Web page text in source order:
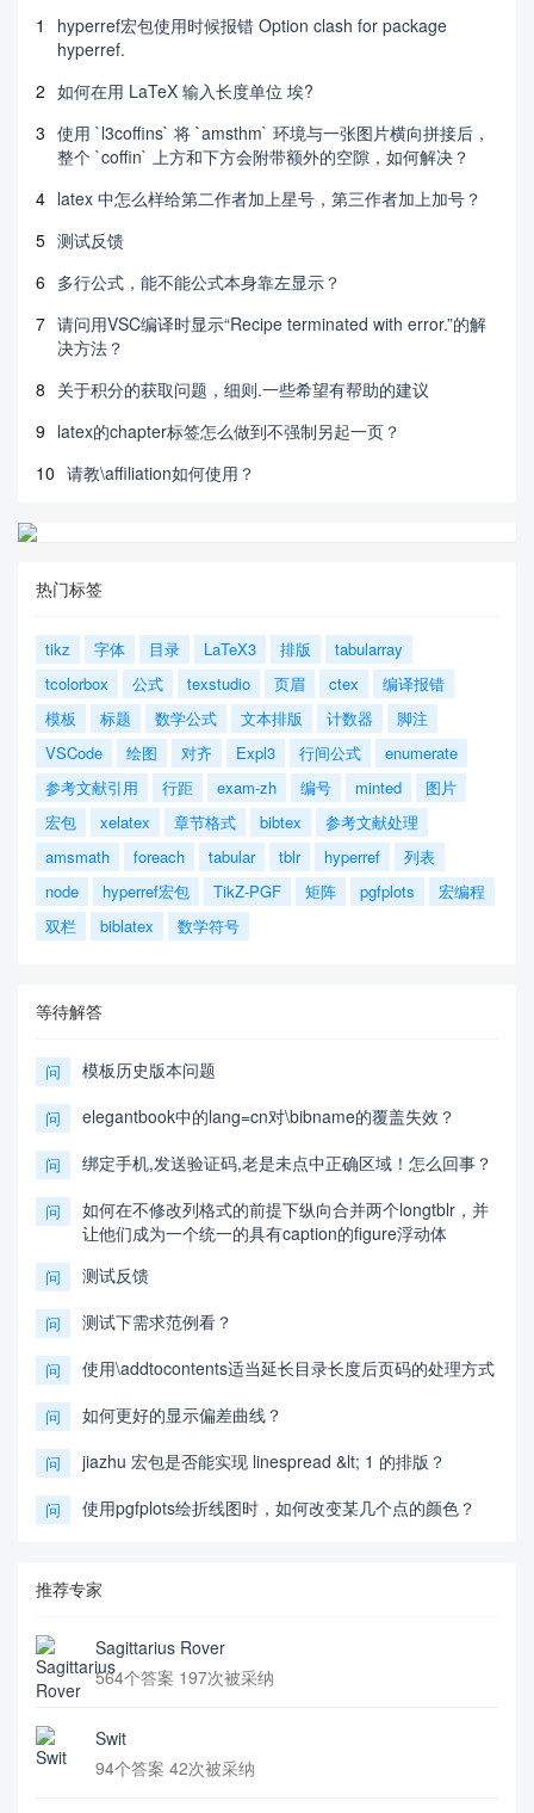
1
hyperref宏包使用时候报错 Option clash for package
hyperref.
2 如何在用 LaTeX 输入长度单位 埃?
3 使用 `l3coffins` 将 `amsthm` 环境与一张图片横向拼接后，
整个 `coffin` 上方和下方会附带额外的空隙，如何解决？
4 latex 中怎么样给第二作者加上星号，第三作者加上加号？
5 测试反馈
6 多行公式，能不能公式本身靠左显示？
7 请问用VSC编译时显示“Recipe terminated with error.”的解
决方法？
8 关于积分的获取问题，细则.一些希望有帮助的建议
9 latex的chapter标签怎么做到不强制另起一页？
10 请教\affiliation如何使用？
热门标签
tikz 字体 目录 LaTeX3 排版
tabularray
tcolorbox
公式 texstudio 页眉 ctex
编译报错
模板
标题 数学公式 文本排版 计数器
脚注
VSCode
绘图 对齐 Expl3 行间公式
enumerate
参考文献引用
行距 exam-zh 编号 minted
图片
宏包
xelatex 章节格式 bibtex
参考文献处理
amsmath
foreach tabular tblr hyperref
列表
node
hyperref宏包 TikZ-PGF 矩阵 pgfplots
宏编程
双栏
biblatex 数学符号
等待解答
问 模板历史版本问题
问 elegantbook中的lang=cn对\bibname的覆盖失效？
问 绑定手机,发送验证码,老是未点中正确区域！怎么回事？
问
如何在不修改列格式的前提下纵向合并两个longtblr，并
让他们成为一个统一的具有caption的figure浮动体
问 测试反馈
问 测试下需求范例看？
问 使用\addtocontents适当延长目录长度后页码的处理方式
问 如何更好的显示偏差曲线？
问 jiazhu 宏包是否能实现 linespread &lt; 1 的排版？
问 使用pgfplots绘折线图时，如何改变某几个点的颜色？
推荐专家
Sagittarius Rover
564个答案 197次被采纳
Swit
94个答案 42次被采纳